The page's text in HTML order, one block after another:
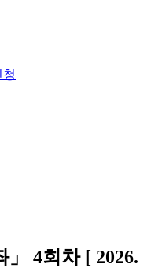
」 4회차 [ 2026.